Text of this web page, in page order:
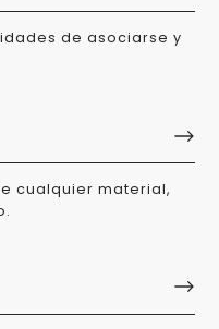
de asociarse y
cualquier material,